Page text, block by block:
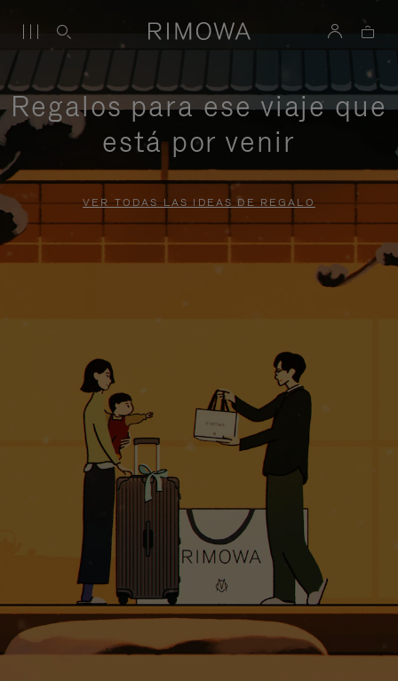
Regalos para ese viaje que
está por venir
VER TODAS LAS IDEAS DE REGALO